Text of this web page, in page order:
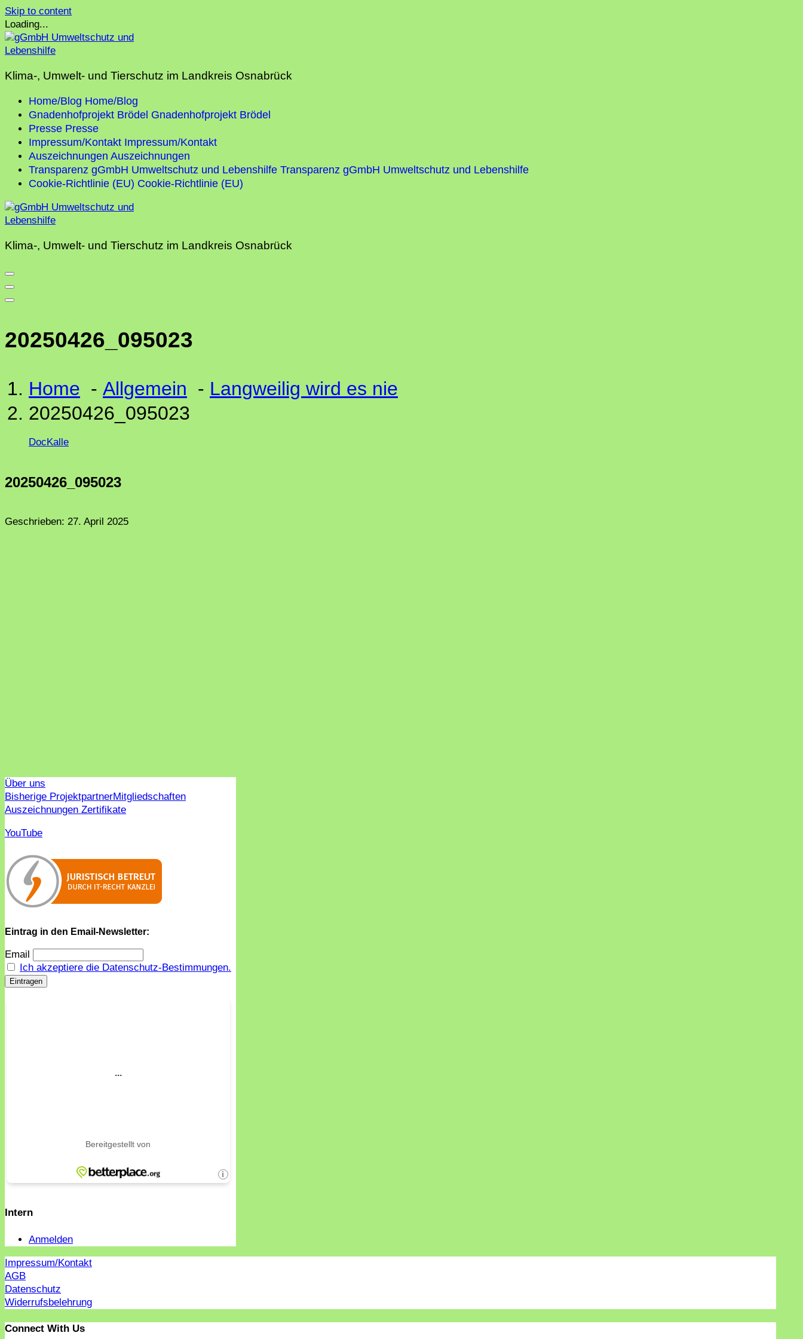
Skip to content
Loading...
Klima-, Umwelt- und Tierschutz im Landkreis Osnabrück
Home/Blog Home/Blog
Gnadenhofprojekt Brödel Gnadenhofprojekt Brödel
Presse Presse
Impressum/Kontakt Impressum/Kontakt
Auszeichnungen Auszeichnungen
Transparenz gGmbH Umweltschutz und Lebenshilfe Transparenz gGmbH Umweltschutz und Lebenshilfe
Cookie-Richtlinie (EU) Cookie-Richtlinie (EU)
Klima-, Umwelt- und Tierschutz im Landkreis Osnabrück
20250426_095023
Home - Allgemein - Langweilig wird es nie
20250426_095023
DocKalle
20250426_095023
Geschrieben: 27. April 2025
Über uns
Bisherige ProjektpartnerMitgliedschaften
Auszeichnungen Zertifikate
YouTube
Eintrag in den Email-Newsletter:
Email
Ich akzeptiere die Datenschutz-Bestimmungen.
Intern
Anmelden
Impressum/Kontakt
AGB
Datenschutz
Widerrufsbelehrung
Connect With Us